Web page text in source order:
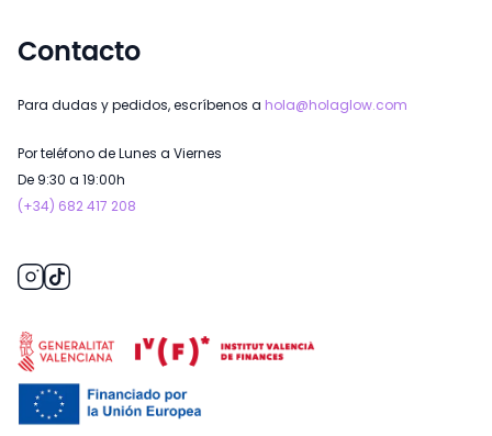
Contacto
Para dudas y pedidos, escríbenos a hola@holaglow.com
Por teléfono de Lunes a Viernes
De 9:30 a 19:00h
(+34) 682 417 208